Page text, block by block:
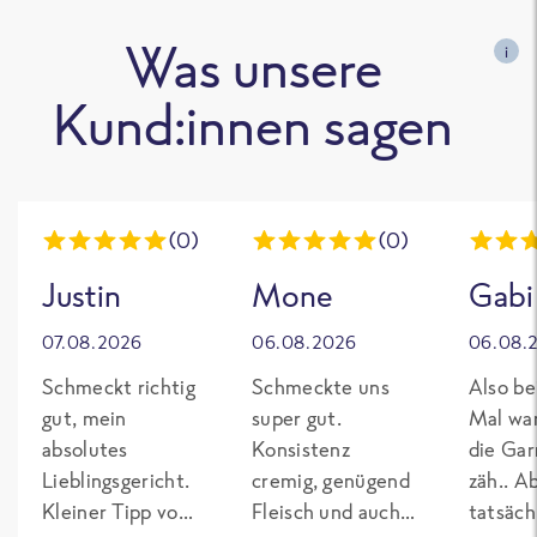
Was unsere
Kund:innen sagen
i
(0)
Justin
07.08.2026
Schmeckt richtig
gut, mein
absolutes
Lieblingsgericht.
Kleiner Tipp von
(0)
Mone
06.08.2026
Schmeckte uns
super gut.
Konsistenz
cremig, genügend
Fleisch und auch
Gabi
Also
Mal
die
zäh..